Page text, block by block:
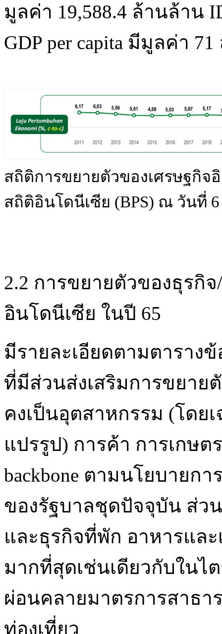
มูลค่า 19,588.4 ล้านล้าน
GDP per capita มีมูลค่า
สถิติการขยายตัวของเศรษฐกิจ
สถิติอินโดนีเซีย (BPS) ณ วันที่ 6
2.2 การขยายตัวของธุรกิ
อินโดนีเซีย ในปี 65
มีรายละเอียดตามตารา
ที่มีส่วนส่งเสริมการขยาย
คงเป็นอุตสาหกรรม (โดย
แปรรูป) การค้า การเกษต
backbone ตามนโยบายก
ของรัฐบาลชุดปัจจุบัน ส่ว
และธุรกิจที่พัก อาหารแล
มากที่สุดเช่นเดียวกับในไ
ผ่อนคลายมาตรการสาธา
ท่องเที่ยว